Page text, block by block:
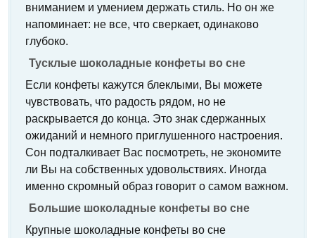
вниманием и умением держать стиль. Но он же
напоминает: не все, что сверкает, одинаково
глубоко.
Тусклые шоколадные конфеты во сне
Если конфеты кажутся блеклыми, Вы можете
чувствовать, что радость рядом, но не
раскрывается до конца. Это знак сдержанных
ожиданий и немного приглушенного настроения.
Сон подталкивает Вас посмотреть, не экономите
ли Вы на собственных удовольствиях. Иногда
именно скромный образ говорит о самом важном.
Большие шоколадные конфеты во сне
Крупные шоколадные конфеты во сне